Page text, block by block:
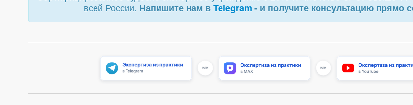
всей России. Напишите нам вTelegram - и получите консультацию прямо